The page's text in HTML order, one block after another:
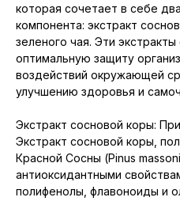
которая сочетает в себе
компонента: экстракт
зеленого чая. Эти
оптимальную защиту
воздействий окружающей
улучшению здоровья и
Экстракт сосновой коры:
Экстракт сосновой коры,
Красной Сосны (Pinus
антиоксидантными
полифенолы, флавоноиды и